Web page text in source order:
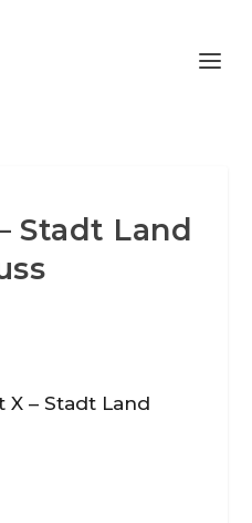
Stadt Land
X – Stadt Land